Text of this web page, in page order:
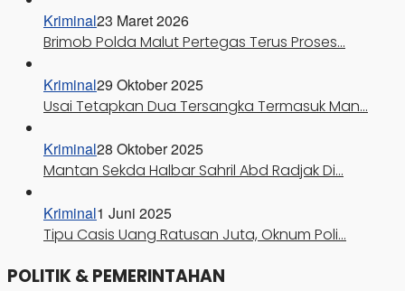
Kriminal23 Maret 2026
Brimob Polda Malut Pertegas Terus Proses…
Kriminal29 Oktober 2025
Usai Tetapkan Dua Tersangka Termasuk Man…
Kriminal28 Oktober 2025
Mantan Sekda Halbar Sahril Abd Radjak Di…
Kriminal1 Juni 2025
Tipu Casis Uang Ratusan Juta, Oknum Poli…
POLITIK & PEMERINTAHAN